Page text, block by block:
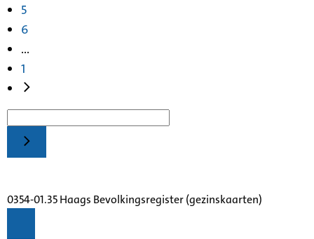
5
6
...
1
0354-01.35 Haags Bevolkingsregister (gezinskaarten)